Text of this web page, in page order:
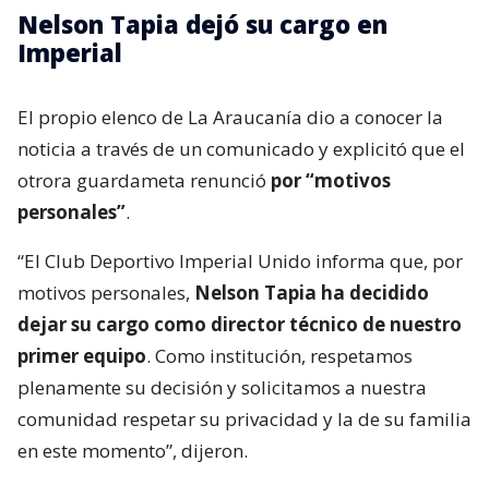
Nelson Tapia dejó su cargo en
Imperial
El propio elenco de La Araucanía dio a conocer la
noticia a través de un comunicado y explicitó que el
otrora guardameta renunció por “motivos
personales”.
“El Club Deportivo Imperial Unido informa que, por
motivos personales, Nelson Tapia ha decidido
dejar su cargo como director técnico de nuestro
primer equipo. Como institución, respetamos
plenamente su decisión y solicitamos a nuestra
comunidad respetar su privacidad y la de su familia
en este momento”, dijeron.